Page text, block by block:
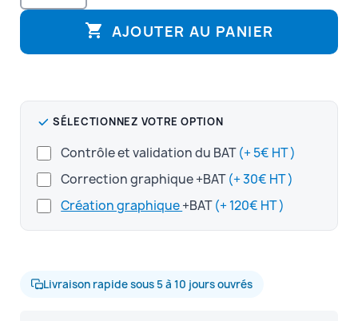
 AJOUTER AU PANIER
SÉLECTIONNEZ VOTRE OPTION
Contrôle et validation du BAT
(+ 5€ HT )
Correction graphique +BAT
(+ 30€ HT )
Création graphique+BAT (+ 120€ HT )
Livraison rapide sous 5 à 10 jours ouvrés